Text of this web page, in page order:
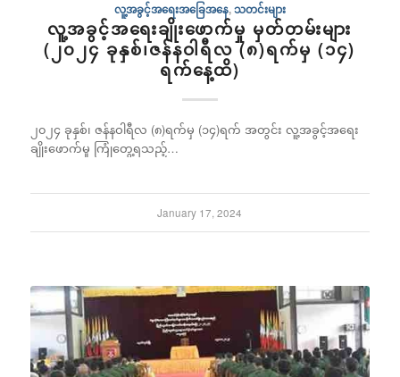
လူ့အခွင့်အရေးအခြေအနေ,သတင်းများ
လူ့အခွင့်အရေးချိုးဖောက်မှု မှတ်တမ်းများ
(၂၀၂၄ ခုနှစ်၊ဇန်နဝါရီလ (၈)ရက်မှ (၁၄)
ရက်နေ့ထိ)
၂၀၂၄ ခုနှစ်၊ ဇန်နဝါရီလ (၈)ရက်မှ (၁၄)ရက် အတွင်း လူ့အခွင့်အရေး
ချိုးဖောက်မှု ကြုံတွေ့ရသည့်…
January 17, 2024